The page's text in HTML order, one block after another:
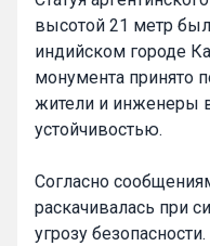
высотой 21 метр
индийском городе
монумента принято
жители и инженеры
устойчивостью.
Согласно
раскачивалась при
угрозу